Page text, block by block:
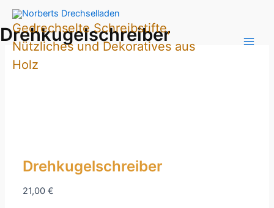
Zum
Inhalt
springen
Gedrechselte Schreibstifte,
Nützliches und Dekoratives aus
Holz
Drehkugelschreiber
Drehkugelschreiber
21,00€